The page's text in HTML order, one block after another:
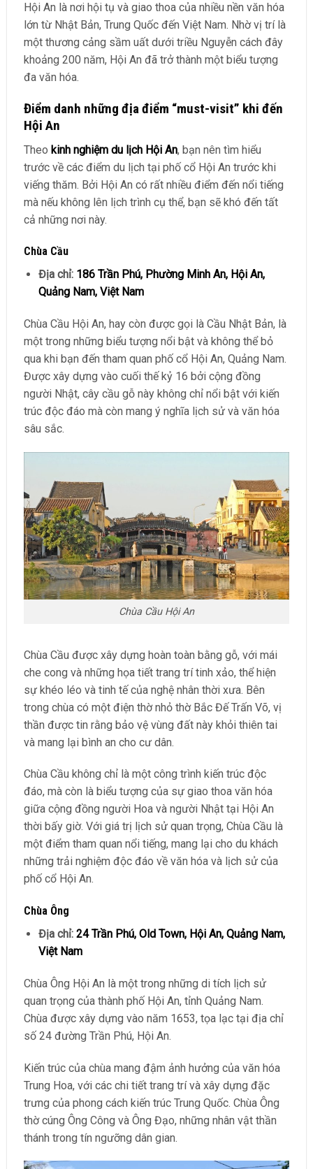
Hội An là nơi hội tụ và giao thoa của nhiều nền văn hóa
lớn từ Nhật Bản, Trung Quốc đến Việt Nam. Nhờ vị trí là
một thương cảng sầm uất dưới triều Nguyễn cách đây
khoảng 200 năm, Hội An đã trở thành một biểu tượng
đa văn hóa.
Điểm danh những địa điểm “must-visit” khi đến
Hội An
Theo kinh nghiệm du lịch Hội An, bạn nên tìm hiểu
trước về các điểm du lịch tại phố cổ Hội An trước khi
viếng thăm. Bởi Hội An có rất nhiều điểm đến nổi tiếng
mà nếu không lên lịch trình cụ thể, bạn sẽ khó đến tất
cả những nơi này.
Chùa Cầu
Địa chỉ: 186 Trần Phú, Phường Minh An, Hội An,
Quảng Nam, Việt Nam
Chùa Cầu Hội An, hay còn được gọi là Cầu Nhật Bản, là
một trong những biểu tượng nổi bật và không thể bỏ
qua khi bạn đến tham quan phố cổ Hội An, Quảng Nam.
Được xây dựng vào cuối thế kỷ 16 bởi cộng đồng
người Nhật, cây cầu gỗ này không chỉ nổi bật với kiến
trúc độc đáo mà còn mang ý nghĩa lịch sử và văn hóa
sâu sắc.
Chùa Cầu Hội An
Chùa Cầu được xây dựng hoàn toàn bằng gỗ, với mái
che cong và những họa tiết trang trí tinh xảo, thể hiện
sự khéo léo và tinh tế của nghệ nhân thời xưa. Bên
trong chùa có một điện thờ nhỏ thờ Bắc Đế Trấn Võ, vị
thần được tin rằng bảo vệ vùng đất này khỏi thiên tai
và mang lại bình an cho cư dân.
Chùa Cầu không chỉ là một công trình kiến trúc độc
đáo, mà còn là biểu tượng của sự giao thoa văn hóa
giữa cộng đồng người Hoa và người Nhật tại Hội An
thời bấy giờ. Với giá trị lịch sử quan trọng, Chùa Cầu là
một điểm tham quan nổi tiếng, mang lại cho du khách
những trải nghiệm độc đáo về văn hóa và lịch sử của
phố cổ Hội An.
Chùa Ông
Địa chỉ: 24 Trần Phú, Old Town, Hội An, Quảng Nam,
Việt Nam
Chùa Ông Hội An là một trong những di tích lịch sử
quan trọng của thành phố Hội An, tỉnh Quảng Nam.
Chùa được xây dựng vào năm 1653, tọa lạc tại địa chỉ
số 24 đường Trần Phú, Hội An.
Kiến trúc của chùa mang đậm ảnh hưởng của văn hóa
Trung Hoa, với các chi tiết trang trí và xây dựng đặc
trưng của phong cách kiến trúc Trung Quốc. Chùa Ông
thờ cúng Ông Công và Ông Đạo, những nhân vật thần
thánh trong tín ngưỡng dân gian.